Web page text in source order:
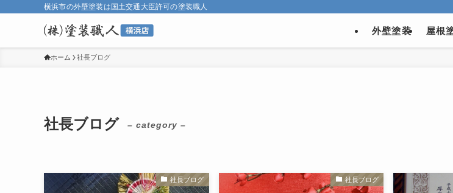
横浜市の外壁塗装は国土交通大臣許可の塗装職人
外壁塗装 屋根
ホーム 社長ブログ
社長ブログ – category –
社長ブログ 社長ブログ